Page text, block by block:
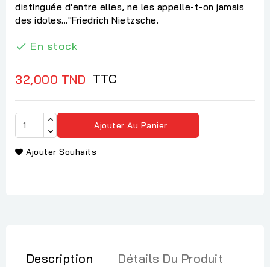
distinguée d'entre elles, ne les appelle-t-on jamais
des idoles..."Friedrich Nietzsche.
 En stock
32,000 TND TTC
Ajouter Au Panier
Ajouter Souhaits
Description Détails Du Produit